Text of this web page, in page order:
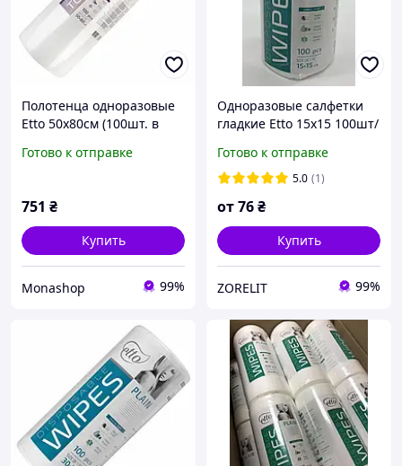
Полотенца одноразовые
Etto 50х80см (100шт. в
Готово к отправке
751 ₴
Купить
Monashop 99%
Одноразовые салфетки
гладкие Etto 15x15 100шт/
Готово к отправке
5.0 (1)
от76₴
Купить
ZORELIT 99%